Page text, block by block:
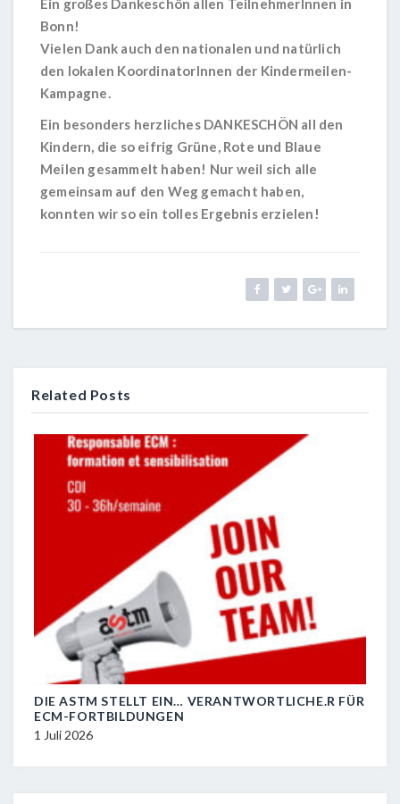
Ein großes Dankeschön allen TeilnehmerInnen in
Bonn!
Vielen Dank auch den nationalen und natürlich
den lokalen KoordinatorInnen der Kindermeilen-
Kampagne.
Ein besonders herzliches DANKESCHÖN all den
Kindern, die so eifrig Grüne, Rote und Blaue
Meilen gesammelt haben! Nur weil sich alle
gemeinsam auf den Weg gemacht haben,
konnten wir so ein tolles Ergebnis erzielen!
Related Posts
DIE ASTM STELLT EIN… VERANTWORTLICHE.R FÜR
ECM-FORTBILDUNGEN
1 Juli 2026